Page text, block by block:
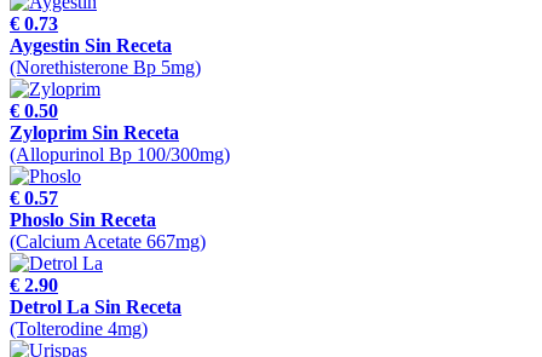
€ 0.73
Aygestin Sin Receta
(Norethisterone Bp 5mg)
€ 0.50
Zyloprim Sin Receta
(Allopurinol Bp 100/300mg)
€ 0.57
Phoslo Sin Receta
(Calcium Acetate 667mg)
€ 2.90
Detrol La Sin Receta
(Tolterodine 4mg)